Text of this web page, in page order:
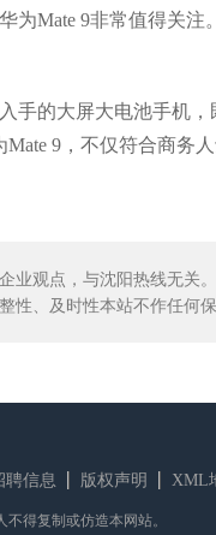
为Mate 9非常值得关注。
手的大屏大电池手机
Mate 9，不仅符合商
业观点，与沈阳热线无关
性、及时性本站不作任何
聘信息 版权声明 XML
不得复制或仿造本网站。